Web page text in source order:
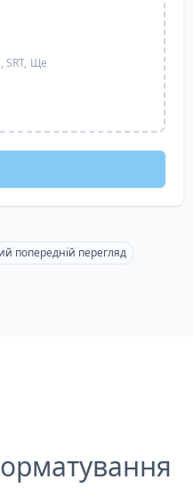
SRT, Ще
попередній перегляд